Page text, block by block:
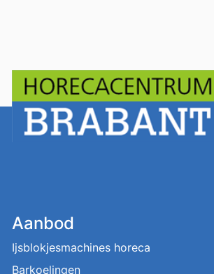
Aanbod
Ijsblokjesmachines horeca
Barkoelingen